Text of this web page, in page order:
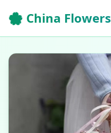
🌸 China Flowers